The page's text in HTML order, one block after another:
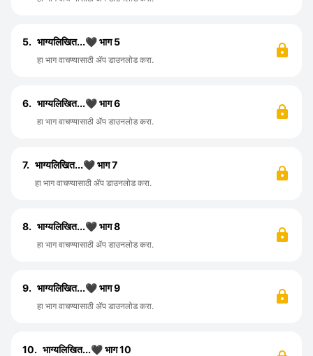
5. भाग्यलिखित...🖤 भाग 5
हा भाग वाचण्यासाठी ॲप डाउनलोड करा.
6. भाग्यलिखित...🖤 भाग 6
हा भाग वाचण्यासाठी ॲप डाउनलोड करा.
7. भाग्यलिखित...🖤 भाग 7
हा भाग वाचण्यासाठी ॲप डाउनलोड करा.
8. भाग्यलिखित...🖤 भाग 8
हा भाग वाचण्यासाठी ॲप डाउनलोड करा.
9. भाग्यलिखित...🖤 भाग 9
हा भाग वाचण्यासाठी ॲप डाउनलोड करा.
10. भाग्यलिखित...🖤 भाग 10